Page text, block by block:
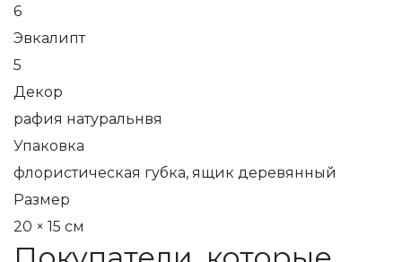
6
Эвкалипт
5
Декор
рафия натуральнвя
Упаковка
флористическая губка, ящик деревянный
Размер
20 × 15 см